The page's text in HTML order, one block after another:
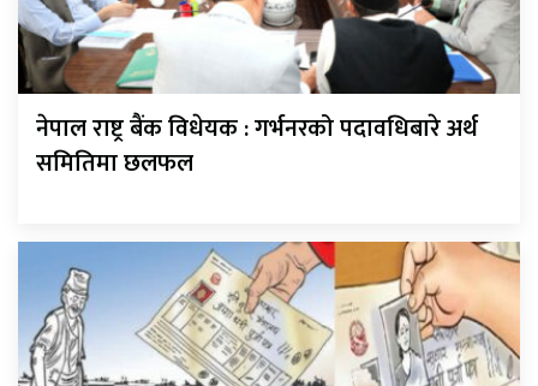
नेपाल राष्ट्र बैंक विधेयक : गर्भनरको पदावधिबारे अर्थ
समितिमा छलफल